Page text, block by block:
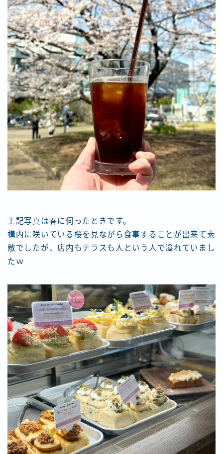
上記写真は春に伺ったときです。
構内に咲いている桜を見ながら食事することが出来て素
敵でしたが、店内もテラスも人という人で溢れていまし
たｗ